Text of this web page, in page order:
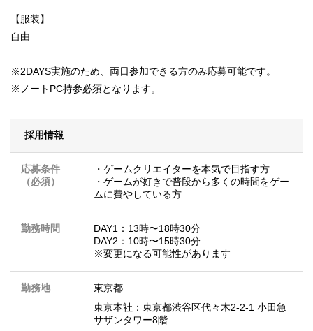
【服装】
自由
※2DAYS実施のため、両日参加できる方のみ応募可能です。
※ノートPC持参必須となります。
採用情報
応募条件
（必須）
・ゲームクリエイターを本気で目指す方
・ゲームが好きで普段から多くの時間をゲー
ムに費やしている方
勤務時間
DAY1：13時〜18時30分
DAY2：10時〜15時30分
※変更になる可能性があります
勤務地
東京都
東京本社：東京都渋谷区代々木2-2-1 小田急
サザンタワー8階